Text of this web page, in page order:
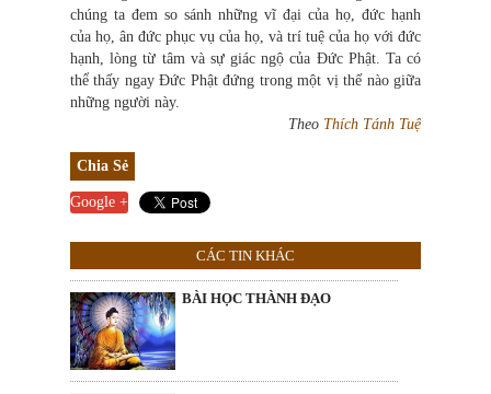
chúng ta đem so sánh những vĩ đại của họ, đức hạnh
của họ, ân đức phục vụ của họ, và trí tuệ của họ với đức
hạnh, lòng từ tâm và sự giác ngộ của Đức Phật. Ta có
thể thấy ngay Đức Phật đứng trong một vị thế nào giữa
những người này.
Theo Thích Tánh Tuệ
Chia Sẻ
Google +
CÁC TIN KHÁC
BÀI HỌC THÀNH ĐẠO